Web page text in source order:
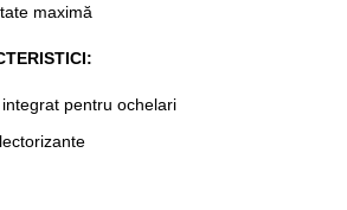
maximă
pentru ochelari